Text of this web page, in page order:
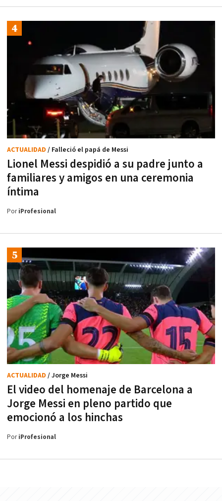
Lionel Messi despidió a su padre junto a
familiares y amigos en una ceremonia
íntima
ACTUALIDAD / Falleció el papá de Messi
PoriProfesional
El video del homenaje de Barcelona a
Jorge Messi en pleno partido que
emocionó a los hinchas
ACTUALIDAD / Jorge Messi
PoriProfesional